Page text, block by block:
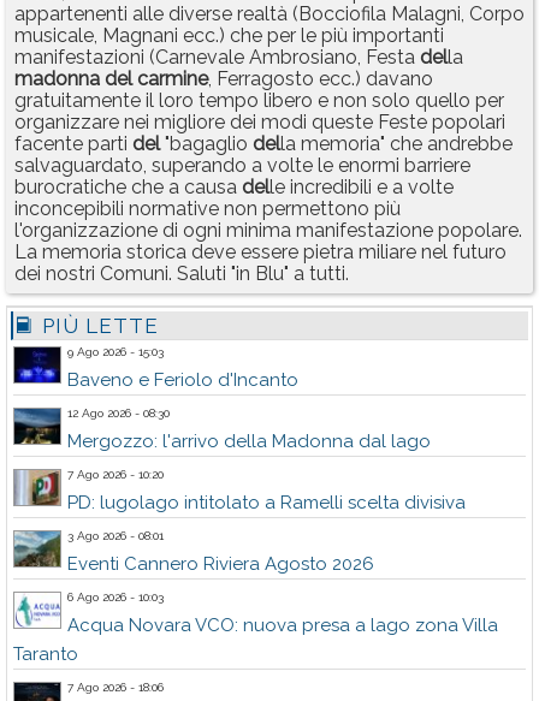
appartenenti alle diverse realtà (Bocciofila Malagni, Corpo
musicale, Magnani ecc.) che per le più importanti
manifestazioni (Carnevale Ambrosiano, Festa della
madonna del carmine, Ferragosto ecc.) davano
gratuitamente il loro tempo libero e non solo quello per
organizzare nei migliore dei modi queste Feste popolari
facente parti del"bagaglio della memoria" che andrebbe
salvaguardato, superando a volte le enormi barriere
burocratiche che a causa delle incredibili e a volte
inconcepibili normative non permettono più
l'organizzazione di ogni minima manifestazione popolare.
La memoria storica deve essere pietra miliare nel futuro
dei nostri Comuni. Saluti "in Blu" a tutti.
PIÙ LETTE
9 Ago 2026 - 15:03
Baveno e Feriolo d'Incanto
12 Ago 2026 - 08:30
Mergozzo: l'arrivo della Madonna dal lago
7 Ago 2026 - 10:20
PD: lugolago intitolato a Ramelli scelta divisiva
3 Ago 2026 - 08:01
Eventi Cannero Riviera Agosto 2026
6 Ago 2026 - 10:03
Acqua Novara VCO: nuova presa a lago zona Villa
Taranto
7 Ago 2026 - 18:06